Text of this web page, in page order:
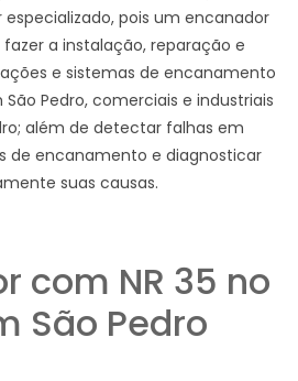
pois um encanador
a instalação, reparação e
e sistemas de encanamento
Pedro, comerciais e industriais
além de detectar falhas em
de encanamento e diagnosticar
suas causas.
com NR 35 no
São Pedro